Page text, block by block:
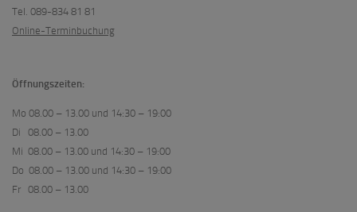
Tel. 089-834 81 81
Online-Terminbuchung
Öffnungszeiten:
Mo 08.00 – 13.00 und 14:30 – 19:00
Di 08.00 – 13.00
Mi 08.00 – 13.00 und 14:30 – 19:00
Do 08.00 – 13.00 und 14:30 – 19:00
Fr 08.00 – 13.00